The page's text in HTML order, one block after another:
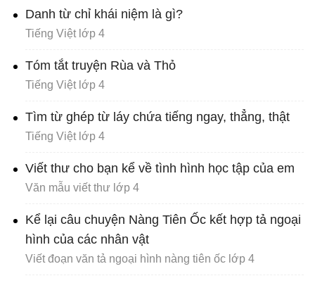
Danh từ chỉ khái niệm là gì?
Tiếng Việt lớp 4
Tóm tắt truyện Rùa và Thỏ
Tiếng Việt lớp 4
Tìm từ ghép từ láy chứa tiếng ngay, thẳng, thật
Tiếng Việt lớp 4
Viết thư cho bạn kể về tình hình học tập của em
Văn mẫu viết thư lớp 4
Kể lại câu chuyện Nàng Tiên Ốc kết hợp tả ngoại
hình của các nhân vật
Viết đoạn văn tả ngoại hình nàng tiên ốc lớp 4